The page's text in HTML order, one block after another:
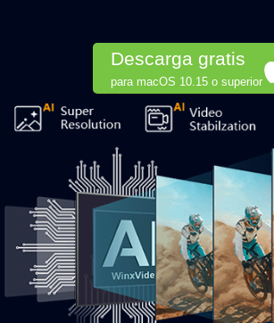
Descarga gratis
para macOS 10.15 o superior